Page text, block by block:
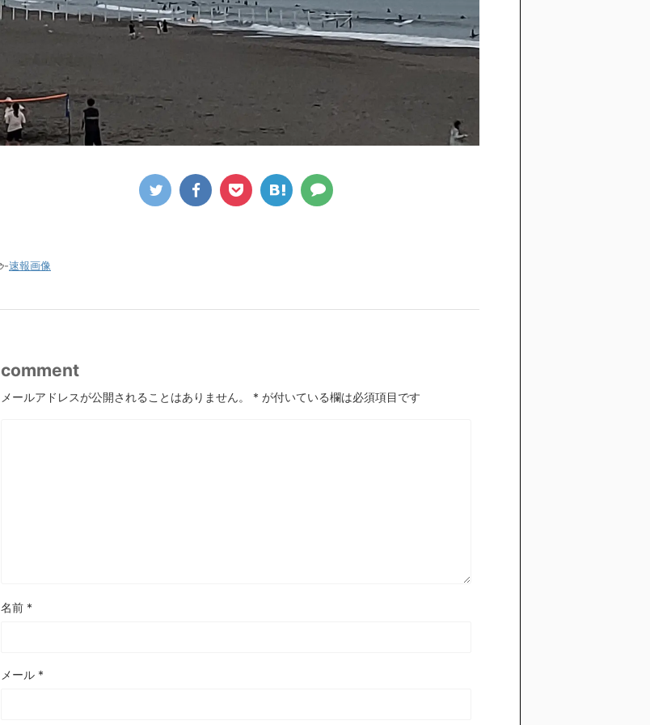
-速報画像
comment
メールアドレスが公開されることはありません。 * が付いている欄は必須項目です
名前 *
メール *